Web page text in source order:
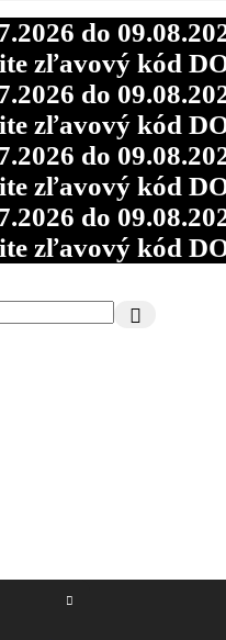
do
zľavový kód
do
zľavový kód
do
zľavový kód
do
zľavový kód